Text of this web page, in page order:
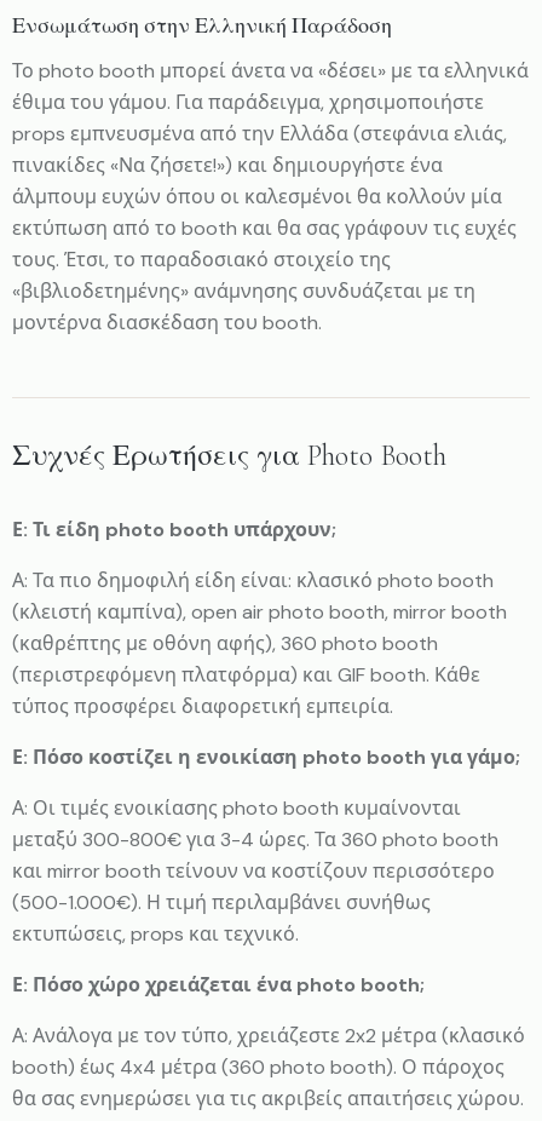
Ενσωμάτωση στην Ελληνική Παράδοση
Το photo booth μπορεί άνετα να «δέσει» με τα ελληνικά
έθιμα του γάμου. Για παράδειγμα, χρησιμοποιήστε
props εμπνευσμένα από την Ελλάδα (στεφάνια ελιάς,
πινακίδες «Να ζήσετε!») και δημιουργήστε ένα
άλμπουμ ευχών όπου οι καλεσμένοι θα κολλούν μία
εκτύπωση από το booth και θα σας γράφουν τις ευχές
τους. Έτσι, το παραδοσιακό στοιχείο της
«βιβλιοδετημένης» ανάμνησης συνδυάζεται με τη
μοντέρνα διασκέδαση του booth.
Συχνές Ερωτήσεις για Photo Booth
Ε: Τι είδη photo booth υπάρχουν;
Α: Τα πιο δημοφιλή είδη είναι: κλασικό photo booth
(κλειστή καμπίνα), open air photo booth, mirror booth
(καθρέπτης με οθόνη αφής), 360 photo booth
(περιστρεφόμενη πλατφόρμα) και GIF booth. Κάθε
τύπος προσφέρει διαφορετική εμπειρία.
Ε: Πόσο κοστίζει η ενοικίαση photo booth για γάμο;
Α: Οι τιμές ενοικίασης photo booth κυμαίνονται
μεταξύ 300-800€ για 3-4 ώρες. Τα 360 photo booth
και mirror booth τείνουν να κοστίζουν περισσότερο
(500-1.000€). Η τιμή περιλαμβάνει συνήθως
εκτυπώσεις, props και τεχνικό.
Ε: Πόσο χώρο χρειάζεται ένα photo booth;
Α: Ανάλογα με τον τύπο, χρειάζεστε 2x2 μέτρα (κλασικό
booth) έως 4x4 μέτρα (360 photo booth). Ο πάροχος
θα σας ενημερώσει για τις ακριβείς απαιτήσεις χώρου.